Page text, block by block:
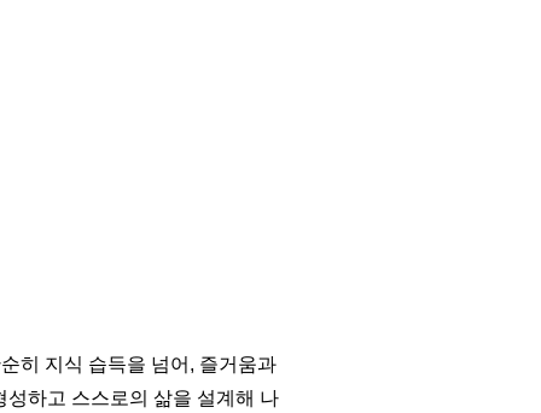
히 지식 습득을 넘어, 즐거움과
성하고 스스로의 삶을 설계해 나